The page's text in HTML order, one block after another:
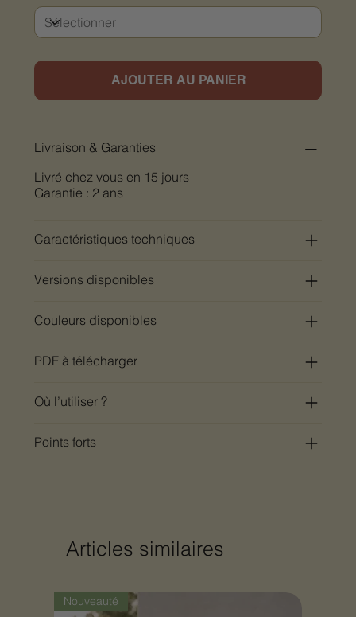
AJOUTER AU PANIER
Livraison & Garanties
Livré chez vous en 15 jours
Garantie : 2 ans
Caractéristiques techniques
Versions disponibles
Couleurs disponibles
PDF à télécharger
Où l’utiliser ?
Points forts
Articles similaires
Nouveauté